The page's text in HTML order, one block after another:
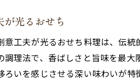
光るおせち
工夫が光るおせち料理は、伝
理法で、香ばしさと旨味を最
いを感じさせる深い味わいが